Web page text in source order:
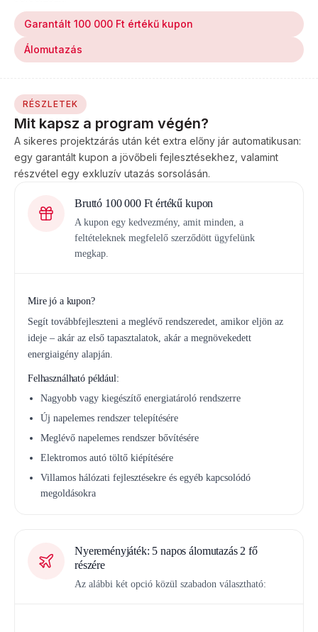
Garantált 100 000 Ft értékű kupon
Álomutazás
RÉSZLETEK
Mit kapsz a program végén?
A sikeres projektzárás után két extra előny jár automatikusan:
egy garantált kupon a jövőbeli fejlesztésekhez, valamint
részvétel egy exkluzív utazás sorsolásán.
Bruttó 100 000 Ft értékű kupon
A kupon egy kedvezmény, amit minden, a
feltételeknek megfelelő szerződött ügyfelünk
megkap.
Mire jó a kupon?
Segít továbbfejleszteni a meglévő rendszeredet, amikor eljön az
ideje – akár az első tapasztalatok, akár a megnövekedett
energiaigény alapján.
Felhasználható például:
Nagyobb vagy kiegészítő energiatároló rendszerre
Új napelemes rendszer telepítésére
Meglévő napelemes rendszer bővítésére
Elektromos autó töltő kiépítésére
Villamos hálózati fejlesztésekre és egyéb kapcsolódó
megoldásokra
Nyereményjáték: 5 napos álomutazás 2 fő
részére
Az alábbi két opció közül szabadon választható: